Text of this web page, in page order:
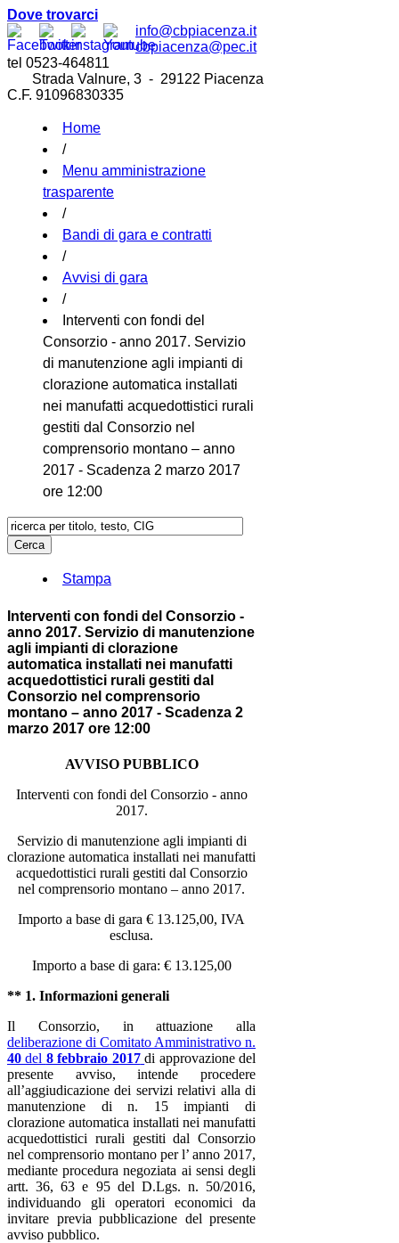
Dove trovarci
info@cbpiacenza.it
cbpiacenza@pec.it
tel 0523-464811
Strada Valnure, 3 - 29122 Piacenza
C.F. 91096830335
Home
/
Menu amministrazione
trasparente
/
Bandi di gara e contratti
/
Avvisi di gara
/
Interventi con fondi del
Consorzio - anno 2017. Servizio
di manutenzione agli impianti di
clorazione automatica installati
nei manufatti acquedottistici rurali
gestiti dal Consorzio nel
comprensorio montano – anno
2017 - Scadenza 2 marzo 2017
ore 12:00
Stampa
Interventi con fondi del Consorzio -
anno 2017. Servizio di manutenzione
agli impianti di clorazione
automatica installati nei manufatti
acquedottistici rurali gestiti dal
Consorzio nel comprensorio
montano – anno 2017 - Scadenza 2
marzo 2017 ore 12:00
AVVISO PUBBLICO
Interventi con fondi del Consorzio - anno
2017.
Servizio di manutenzione agli impianti di
clorazione automatica installati nei manufatti
acquedottistici rurali gestiti dal Consorzio
nel comprensorio montano – anno 2017.
Importo a base di gara € 13.125,00, IVA
esclusa.
Importo a base di gara: € 13.125,00
** 1. Informazioni generali
Il Consorzio, in attuazione alla
deliberazione di Comitato Amministrativo n.
40 del 8 febbraio 2017 di approvazione del
presente avviso, intende procedere
all’aggiudicazione dei servizi relativi alla di
manutenzione di n. 15 impianti di
clorazione automatica installati nei manufatti
acquedottistici rurali gestiti dal Consorzio
nel comprensorio montano per l’ anno 2017,
mediante procedura negoziata ai sensi degli
artt. 36, 63 e 95 del D.Lgs. n. 50/2016,
individuando gli operatori economici da
invitare previa pubblicazione del presente
avviso pubblico.